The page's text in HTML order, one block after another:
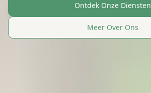
Ontdek Onze Diensten
Meer Over Ons